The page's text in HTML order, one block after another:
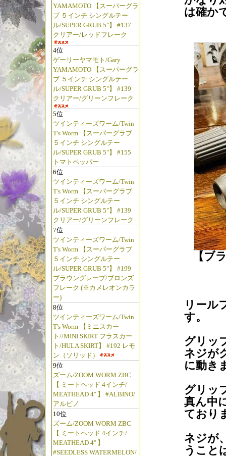
YAMAMOTO 【スーパーグラ
ブ ５インチ シングルテー
ル/SUPER GRUB 5"】 #137
クリアー/レッドフレーク
4位
ゲーリーヤマモト/Gary
YAMAMOTO 【スーパーグラ
ブ ５インチ シングルテー
ル/SUPER GRUB 5"】 #139
クリアー/グリーンフレーク
5位
ツインティーズワーム/Twin
T's Worm 【スーパーグラブ
５インチ シングルテー
ル/SUPER GRUB 5"】 #155
トマトペッパー
6位
ツインティーズワーム/Twin
T's Worm 【スーパーグラブ
５インチ シングルテー
ル/SUPER GRUB 5"】 #139
クリアー/グリーンフレーク
7位
ツインティーズワーム/Twin
T's Worm 【スーパーグラブ
５インチ シングルテー
ル/SUPER GRUB 5"】 #199
ブラウングレープ/ブロンズ
フレーク (※カメレオンカラ
ー)
8位
ツインティーズワーム/Twin
T's Worm 【ミニスカー
ト//MINI SKIRT フラスカー
ト/HULA SKIRT】 #192 レモ
ン（ソリッド）
9位
ズーム/ZOOM WORM ZBC
【 ミートヘッド 4インチ/
MEATHEAD 4'' 】 #ALBINO/
アルビノ
10位
ズーム/ZOOM WORM ZBC
【 ミートヘッド 4インチ/
MEATHEAD 4'' 】
#SEEDLESS WATERMELON/
は確か
【ブ
リール
す。
グリッ
ネジが
に動き
グリッ
真ん中
ており
ネジが
うこと